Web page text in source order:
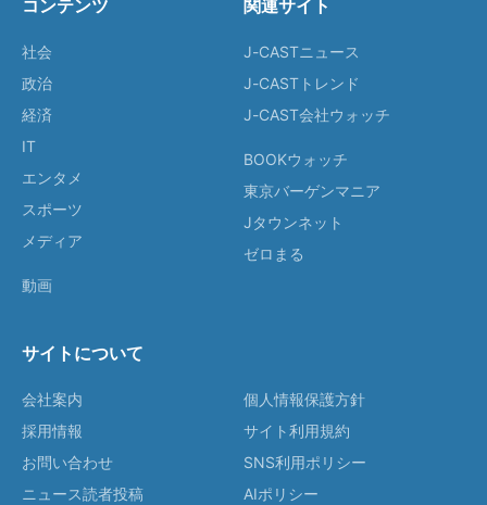
コンテンツ
社会
政治
経済
IT
エンタメ
スポーツ
メディア
動画
関連サイト
J-CASTニュース
J-CASTトレンド
J-CAST会社ウォッチ
BOOKウォッチ
東京バーゲンマニア
Jタウンネット
ゼロまる
サイトについて
会社案内
採用情報
お問い合わせ
ニュース読者投稿
個人情報保護方針
サイト利用規約
SNS利用ポリシー
AIポリシー